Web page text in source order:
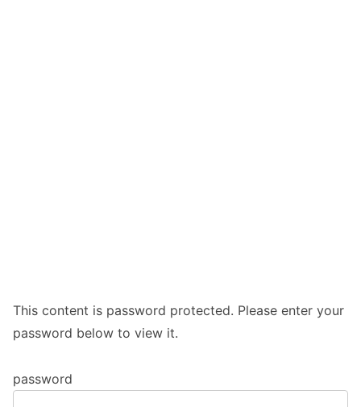
This content is password protected. Please enter your
password below to view it.
password